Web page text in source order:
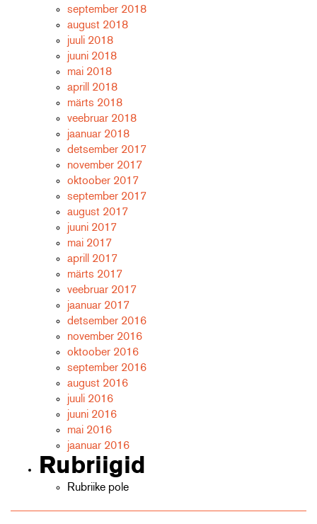
september 2018
august 2018
juuli 2018
juuni 2018
mai 2018
aprill 2018
märts 2018
veebruar 2018
jaanuar 2018
detsember 2017
november 2017
oktoober 2017
september 2017
august 2017
juuni 2017
mai 2017
aprill 2017
märts 2017
veebruar 2017
jaanuar 2017
detsember 2016
november 2016
oktoober 2016
september 2016
august 2016
juuli 2016
juuni 2016
mai 2016
jaanuar 2016
Rubriigid
Rubriike pole